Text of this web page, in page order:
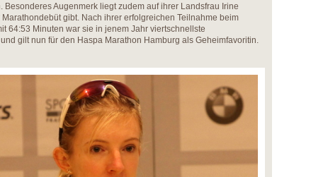
Augenmerk liegt zudem auf ihrer Landsfrau Irine
gibt. Nach ihrer erfolgreichen Teilnahme beim
64:53 Minuten war sie in jenem Jahr viertschnellste
gilt nun für den Haspa Marathon Hamburg als Geheimfavoritin.